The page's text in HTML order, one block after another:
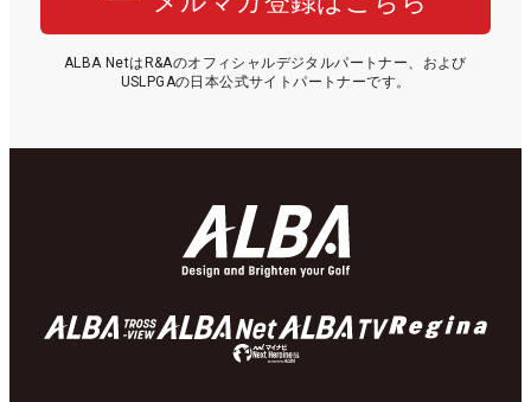
ALBA NetはR&Aのオフィシャルデジタルパートナー、および
USLPGAの日本公式サイトパートナーです。